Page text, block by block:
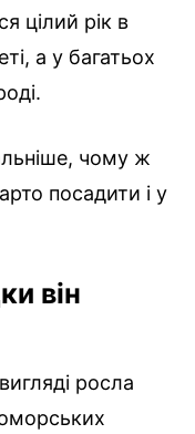
цілий рік в
а у багатьох
чому ж
посадити і у
він
росла